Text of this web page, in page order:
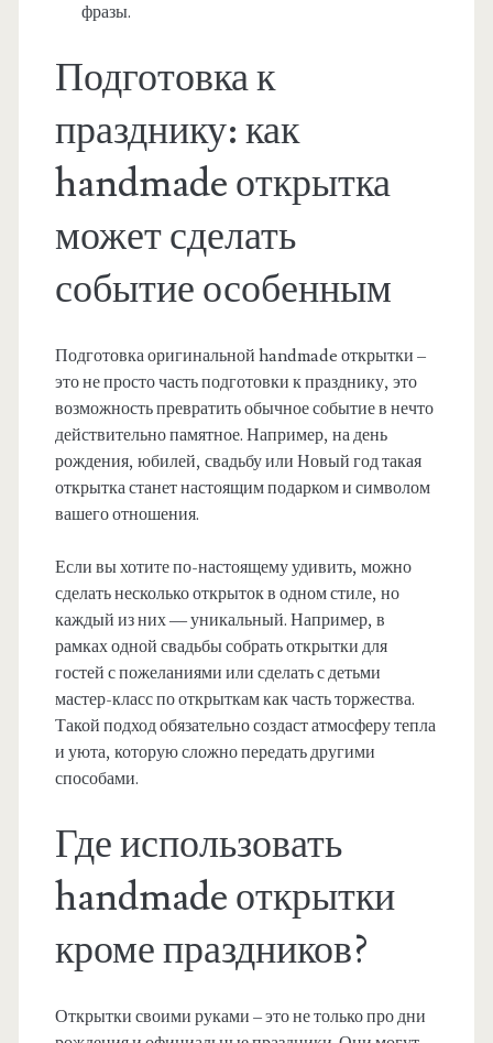
фразы.
Подготовка к
празднику: как
handmade открытка
может сделать
событие особенным
Подготовка оригинальной handmade открытки –
это не просто часть подготовки к празднику, это
возможность превратить обычное событие в нечто
действительно памятное. Например, на день
рождения, юбилей, свадьбу или Новый год такая
открытка станет настоящим подарком и символом
вашего отношения.
Если вы хотите по-настоящему удивить, можно
сделать несколько открыток в одном стиле, но
каждый из них — уникальный. Например, в
рамках одной свадьбы собрать открытки для
гостей с пожеланиями или сделать с детьми
мастер-класс по открыткам как часть торжества.
Такой подход обязательно создаст атмосферу тепла
и уюта, которую сложно передать другими
способами.
Где использовать
handmade открытки
кроме праздников?
Открытки своими руками – это не только про дни